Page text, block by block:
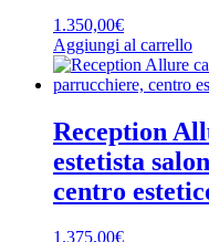
1.350,00€
Aggiungi al carrello
Reception
estetista
centro
1.375,00€